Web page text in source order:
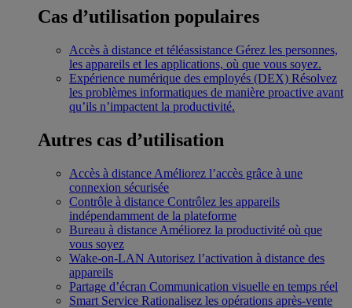
Cas d’utilisation populaires
Accès à distance et téléassistance Gérez les personnes,
les appareils et les applications, où que vous soyez.
Expérience numérique des employés (DEX) Résolvez
les problèmes informatiques de manière proactive avant
qu’ils n’impactent la productivité.
Autres cas d’utilisation
Accès à distance Améliorez l’accès grâce à une
connexion sécurisée
Contrôle à distance Contrôlez les appareils
indépendamment de la plateforme
Bureau à distance Améliorez la productivité où que
vous soyez
Wake-on-LAN Autorisez l’activation à distance des
appareils
Partage d’écran Communication visuelle en temps réel
Smart Service Rationalisez les opérations après-vente